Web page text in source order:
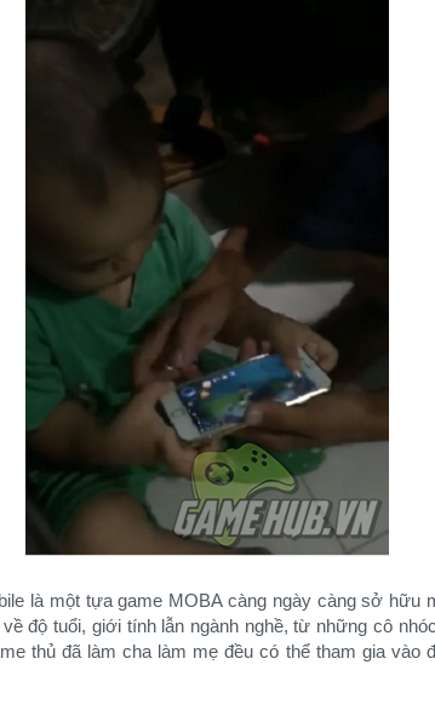
là một tựa game MOBA càng ngày càng sở
độ tuổi, giới tính lẫn ngành nghề, từ những cô
thủ đã làm cha làm mẹ đều có thể tham gia vào